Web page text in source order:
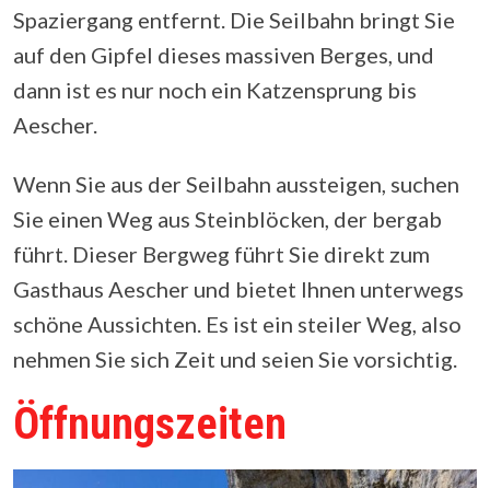
Spaziergang entfernt. Die Seilbahn bringt Sie
auf den Gipfel dieses massiven Berges, und
dann ist es nur noch ein Katzensprung bis
Aescher.
Wenn Sie aus der Seilbahn aussteigen, suchen
Sie einen Weg aus Steinblöcken, der bergab
führt. Dieser Bergweg führt Sie direkt zum
Gasthaus Aescher und bietet Ihnen unterwegs
schöne Aussichten. Es ist ein steiler Weg, also
nehmen Sie sich Zeit und seien Sie vorsichtig.
Öffnungszeiten